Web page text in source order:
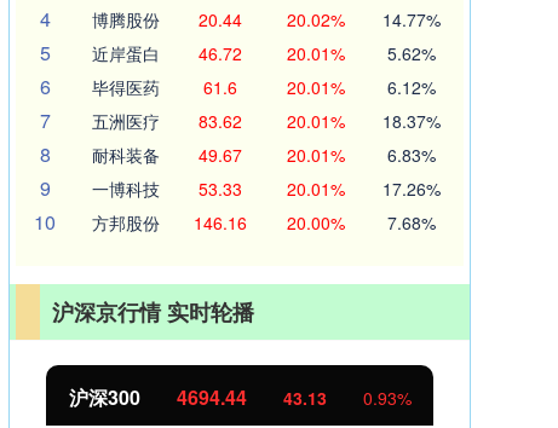
4 博腾股份 20.44 20.02% 14.77%
5 近岸蛋白 46.72 20.01% 5.62%
6 毕得医药 61.6 20.01% 6.12%
7 五洲医疗 83.62 20.01% 18.37%
8 耐科装备 49.67 20.01% 6.83%
9 一博科技 53.33 20.01% 17.26%
10 方邦股份 146.16 20.00% 7.68%
沪深京行情 实时轮播
北证50 1134.24 11.37